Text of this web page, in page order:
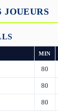
JOUEURS
MIN
80
80
80